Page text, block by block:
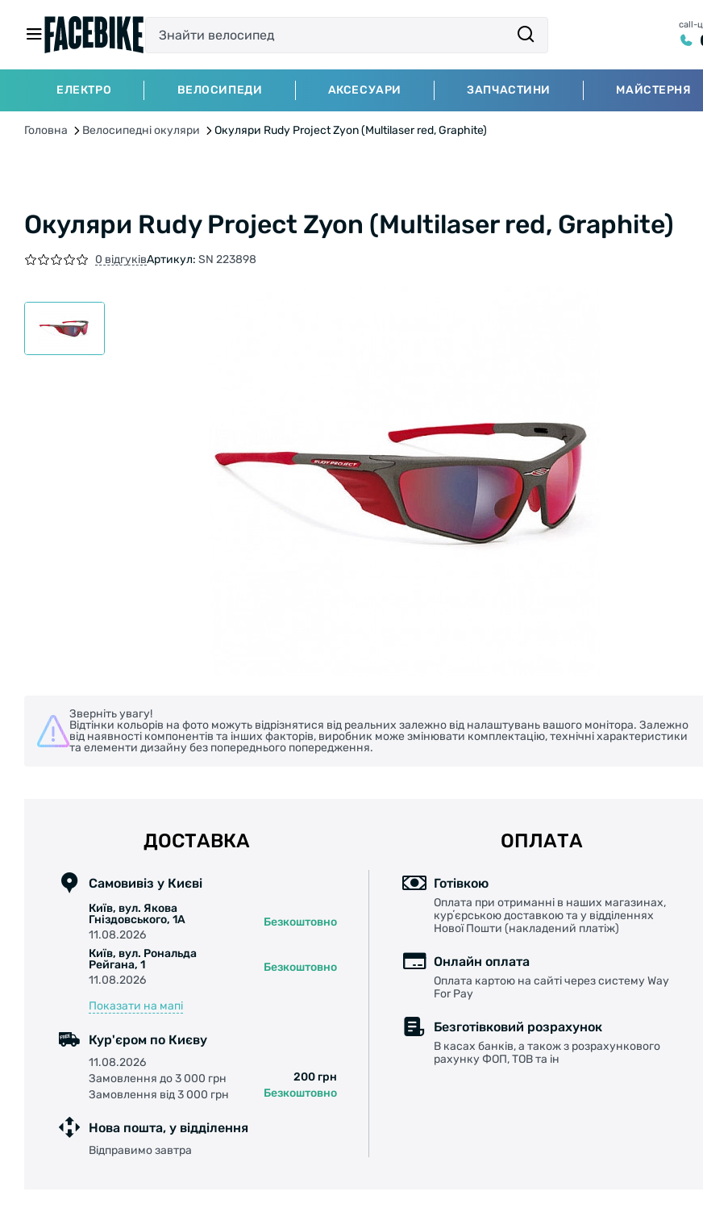
call-
ЕЛЕКТРО ВЕЛОСИПЕДИ АКСЕСУАРИ ЗАПЧАСТИНИ МАЙСТЕРНЯ
Головна Велосипедні окуляри Окуляри Rudy Project Zyon (Multilaser red, Graphite)
Окуляри Rudy Project Zyon (Multilaser red, Graphite)
0 відгуківАртикул: SN 223898
Зверніть увагу!
Відтінки кольорів на фото можуть відрізнятися від реальних залежно від налаштувань вашого монітора. Залежно
від наявності компонентів та інших факторів, виробник може змінювати комплектацію, технічні характеристики
та елементи дизайну без попереднього попередження.
ДОСТАВКА
Самовивіз у Києві
Київ, вул. Якова
Гніздовського, 1А
11.08.2026
Безкоштовно
Київ, вул. Рональда
Рейгана, 1
11.08.2026
Безкоштовно
Показати на мапі
Кур'єром по Києву
11.08.2026
Замовлення до 3 000 грн
200 грн
Замовлення від 3 000 грн
Безкоштовно
Нова пошта, у відділення
Відправимо завтра
ОПЛАТА
Готівкою
Оплата при отриманні в наших магазинах,
курʼєрською доставкою та у відділеннях
Нової Пошти (накладений платіж)
Онлайн оплата
Оплата картою на сайті через систему Way
For Pay
Безготівковий розрахунок
В касах банків, а також з розрахункового
рахунку ФОП, ТОВ та ін